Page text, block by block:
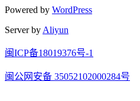
Powered by WordPress
Server by Aliyun
闽ICP备18019376号-1
闽公网安备 35052102000284号